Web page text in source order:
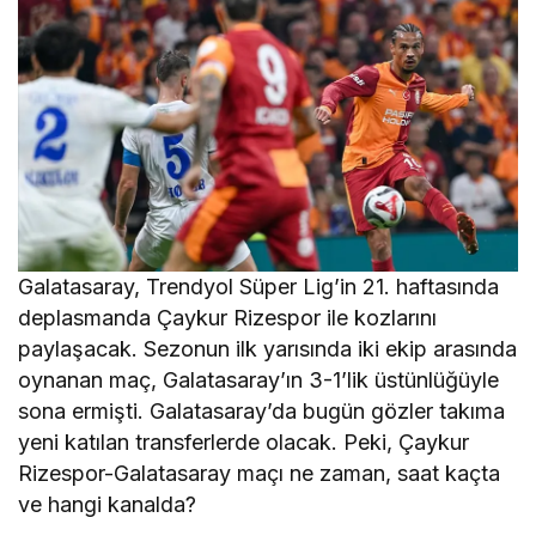
Galatasaray, Trendyol Süper Lig’in 21. haftasında
deplasmanda Çaykur Rizespor ile kozlarını
paylaşacak. Sezonun ilk yarısında iki ekip arasında
oynanan maç, Galatasaray’ın 3-1’lik üstünlüğüyle
sona ermişti. Galatasaray’da bugün gözler takıma
yeni katılan transferlerde olacak. Peki, Çaykur
Rizespor-Galatasaray maçı ne zaman, saat kaçta
ve hangi kanalda?